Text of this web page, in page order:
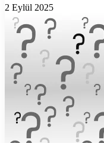
2 Eylül 2025